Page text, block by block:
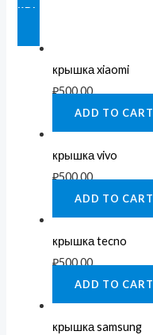
КРЫШКИ XIAOMI
крышка xiaomi
₽500.00
ADD TO CART
крышка vivo
₽500.00
ADD TO CART
крышка tecno
₽500.00
ADD TO CART
крышка samsung